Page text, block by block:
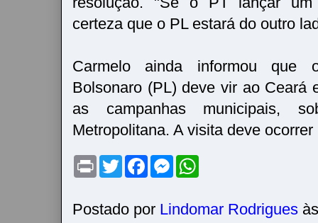
certeza que o PL estará do outro
Carmelo ainda informou que
Bolsonaro (PL) deve vir ao Ceará
as campanhas municipais,
Metropolitana. A visita deve
P
t
T
w
t
e
F
a
b
o
M
e
e
n
s
A
Postado por Lindomar Rodrigues